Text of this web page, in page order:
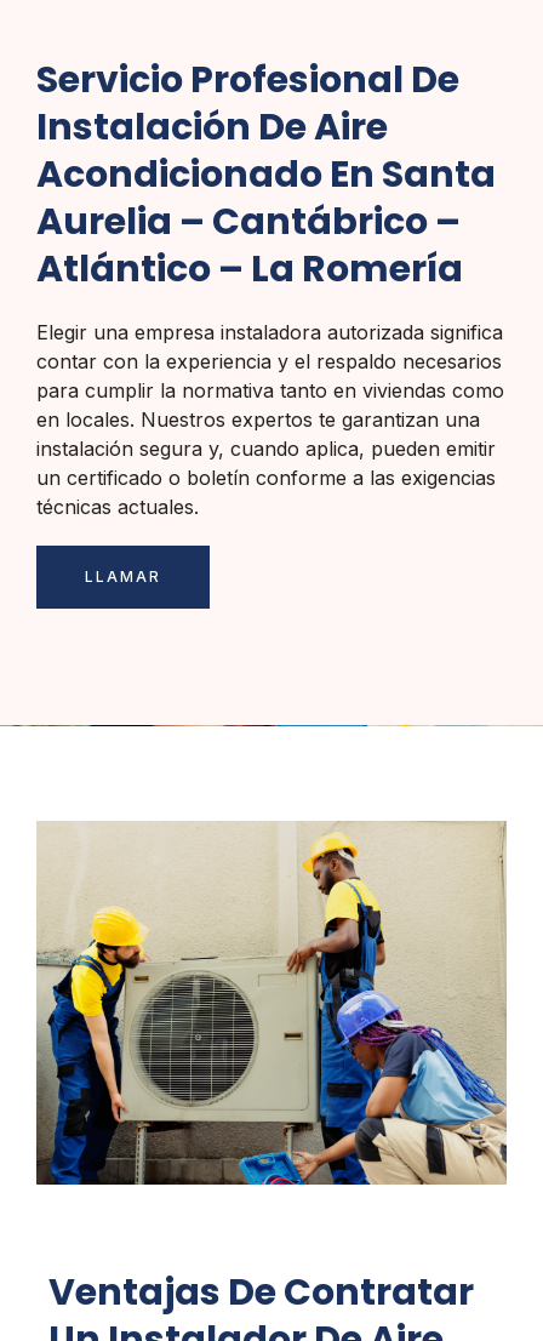
Servicio Profesional De
Instalación De Aire
Acondicionado En Santa
Aurelia – Cantábrico –
Atlántico – La Romería
Elegir una empresa instaladora autorizada significa
contar con la experiencia y el respaldo necesarios
para cumplir la normativa tanto en viviendas como
en locales. Nuestros expertos te garantizan una
instalación segura y, cuando aplica, pueden emitir
un certificado o boletín conforme a las exigencias
técnicas actuales.
LLAMAR
Ventajas De Contratar